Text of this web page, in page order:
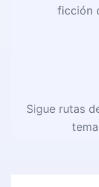
ficción
Sigue rutas